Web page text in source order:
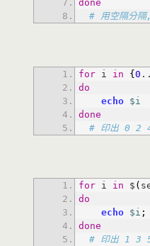
done
# 用空隔分
for i in {0 ..
do
echo $i
done
# 印出 0 2
for i in $ (
do
echo $i ;
done
# 印出 1 3